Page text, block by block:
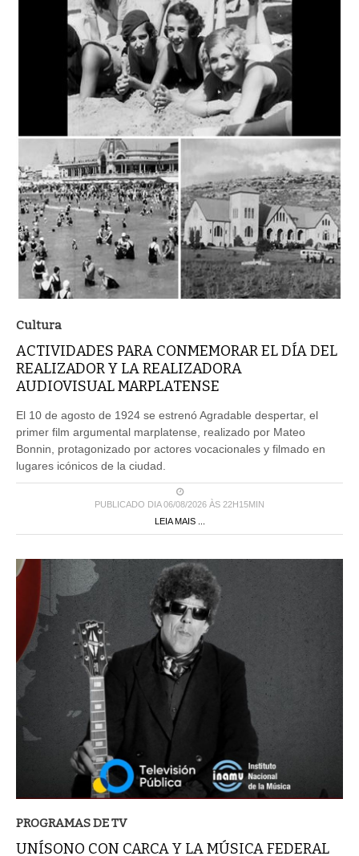
Cultura
ACTIVIDADES PARA CONMEMORAR EL DÍA DEL
REALIZADOR Y LA REALIZADORA
AUDIOVISUAL MARPLATENSE
El 10 de agosto de 1924 se estrenó Agradable despertar, el
primer film argumental marplatense, realizado por Mateo
Bonnin, protagonizado por actores vocacionales y filmado en
lugares icónicos de la ciudad.
PUBLICADO DIA 06/08/2026 ÀS 22H15MIN
LEIA MAIS ...
PROGRAMAS DE TV
UNÍSONO CON CARCA Y LA MÚSICA FEDERAL